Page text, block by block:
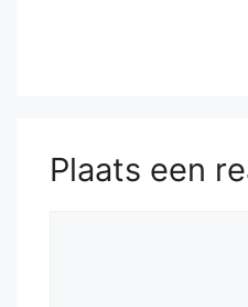
Plaats een